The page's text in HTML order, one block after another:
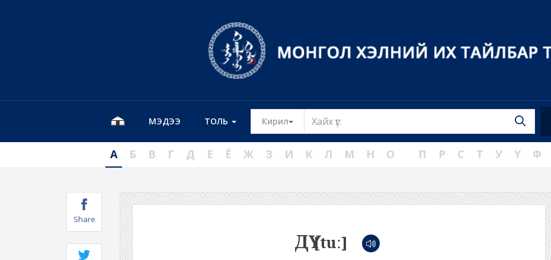
МЭДЭЭ ТОЛЬ Кирил Toggle Dropdown
А Б В Г Д Е Ё Ж З И К Л М Н О П Р С Т У Ү Ф
Share
ДҮ[tuː]